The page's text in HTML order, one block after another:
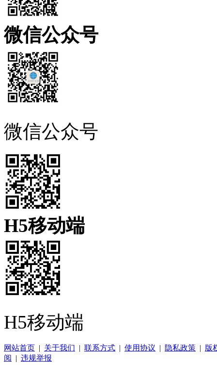
微信公众号
微信公众号
H5移动端
H5移动端
网站首页 | 关于我们 | 联系方式 | 使用协议 | 隐私政策 | 版
阅
| 违规举报